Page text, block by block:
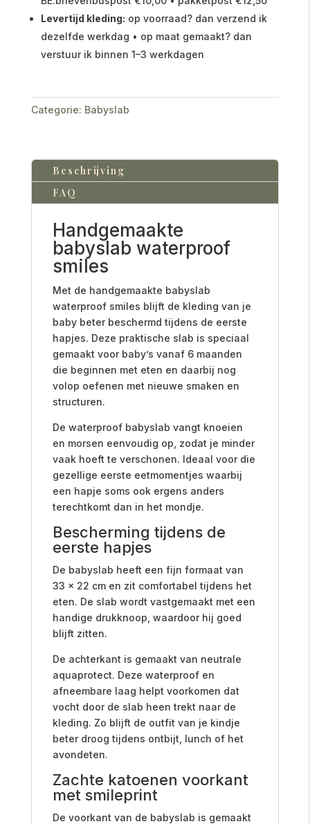
Levertijd kleding: op voorraad? dan verzend ik
dezelfde werkdag • op maat gemaakt? dan
verstuur ik binnen 1–3 werkdagen
Categorie: Babyslab
Beschrijving
FAQ
Handgemaakte
babyslab waterproof
smiles
Met de handgemaakte babyslab
waterproof smiles blijft de kleding van je
baby beter beschermd tijdens de eerste
hapjes. Deze praktische slab is speciaal
gemaakt voor baby’s vanaf 6 maanden
die beginnen met eten en daarbij nog
volop oefenen met nieuwe smaken en
structuren.
De waterproof babyslab vangt knoeien
en morsen eenvoudig op, zodat je minder
vaak hoeft te verschonen. Ideaal voor die
gezellige eerste eetmomentjes waarbij
een hapje soms ook ergens anders
terechtkomt dan in het mondje.
Bescherming tijdens de
eerste hapjes
De babyslab heeft een fijn formaat van
33 x 22 cm en zit comfortabel tijdens het
eten. De slab wordt vastgemaakt met een
handige drukknoop, waardoor hij goed
blijft zitten.
De achterkant is gemaakt van neutrale
aquaprotect. Deze waterproof en
afneembare laag helpt voorkomen dat
vocht door de slab heen trekt naar de
kleding. Zo blijft de outfit van je kindje
beter droog tijdens ontbijt, lunch of het
avondeten.
Zachte katoenen voorkant
met smileprint
De voorkant van de babyslab is gemaakt